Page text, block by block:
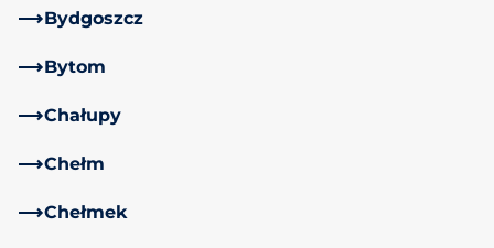
Bydgoszcz
Bytom
Chałupy
Chełm
Chełmek